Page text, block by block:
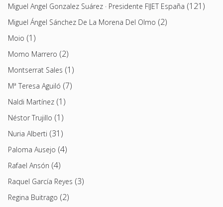
Miguel Angel Gonzalez Suárez · Presidente FIJET España (121)
Miguel Ángel Sánchez De La Morena Del Olmo (2)
Moio (1)
Momo Marrero (2)
Montserrat Sales (1)
Mª Teresa Aguiló (7)
Naldi Martínez (1)
Néstor Trujillo (1)
Nuria Alberti (31)
Paloma Ausejo (4)
Rafael Ansón (4)
Raquel García Reyes (3)
Regina Buitrago (2)